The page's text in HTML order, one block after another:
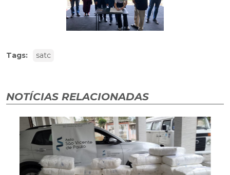
Tags: satc
NOTÍCIAS RELACIONADAS